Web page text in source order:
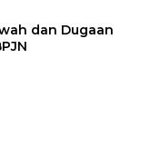
dan Dugaan